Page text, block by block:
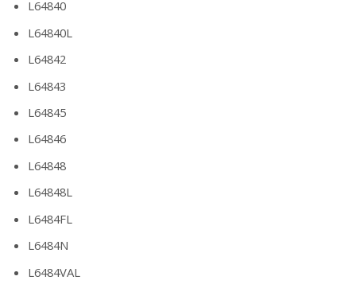
L64840
L64840L
L64842
L64843
L64845
L64846
L64848
L64848L
L6484FL
L6484N
L6484VAL